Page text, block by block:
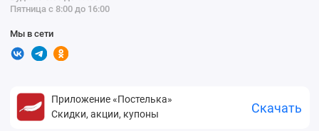
Пятница с 8:00 до 16:00
Мы в сети
Приложение «Постелька»
Скидки, акции, купоны
Скачать